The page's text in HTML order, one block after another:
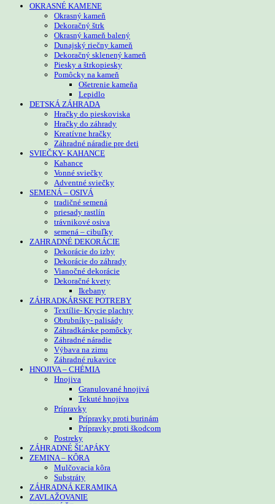
OKRASNÉ KAMENE
Okrasný kameň
Dekoračný štrk
Okrasný kameň balený
Dunajský riečny kameň
Dekoračný sklenený kameň
Piesky a štrkopiesky
Pomôcky na kameň
Ošetrenie kameňa
Lepidlo
DETSKÁ ZÁHRADA
Hračky do pieskoviska
Hračky do záhrady
Kreatívne hračky
Záhradné náradie pre deti
SVIEČKY- KAHANCE
Kahance
Vonné sviečky
Adventné sviečky
SEMENÁ – OSIVÁ
tradičné semená
priesady rastlín
trávnikové osiva
semená – cibuľky
ZAHRADNÉ DEKORÁCIE
Dekorácie do izby
Dekorácie do záhrady
Vianočné dekorácie
Dekoračné kvety
Ikebany
ZÁHRADKÁRSKE POTREBY
Textílie- Krycie plachty
Obrubníky- palisády
Záhradkárske pomôcky
Záhradné náradie
Výbava na zimu
Záhradné rukavice
HNOJIVA – CHÉMIA
Hnojiva
Granulované hnojivá
Tekuté hnojiva
Prípravky
Prípravky proti burinám
Prípravky proti škodcom
Postreky
ZÁHRADNÉ ŠĽAPÁKY
ZEMINA – KÔRA
Mulčovacia kôra
Substráty
ZÁHRADNÁ KERAMIKA
ZAVLAŽOVANIE